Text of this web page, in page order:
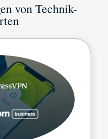
von Technik-